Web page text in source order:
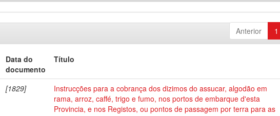
Anterior 1
Data do
documento
Título
[1829]
Instrucções para a cobrança dos dizimos do assucar, algodão em
rama, arroz, caffé, trigo e fumo, nos portos de embarque d'esta
Provincia, e nos Registos, ou pontos de passagem por terra para as